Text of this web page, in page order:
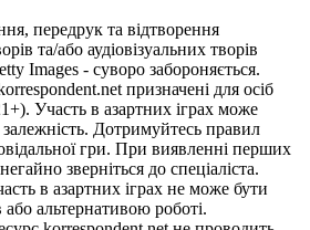
передрук та відтворення
та/або аудіовізуальних творів
Images - суворо забороняється.
призначені для осіб
Участь в азартних іграх може
Дотримуйтесь правил
гри. При виявленні перших
зверніться до спеціаліста.
в азартних іграх не може бути
альтернативою роботі.